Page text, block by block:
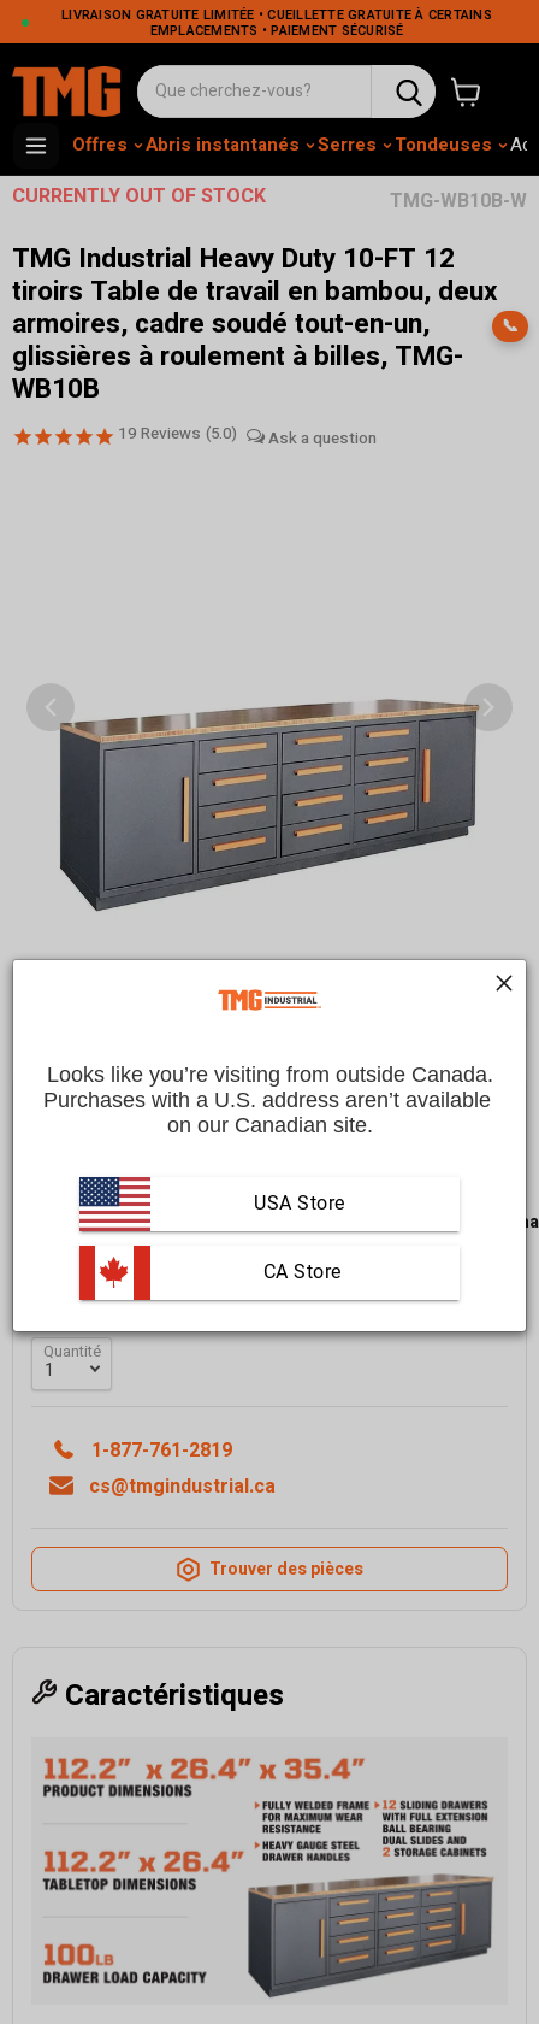
LIVRAISON GRATUITE LIMITÉE • CUEILLETTE GRATUITE À CERTAINS
EMPLACEMENTS • PAIEMENT SÉCURISÉ
Voir le
Offres Abris instantanés Serres Tondeuses
CURRENTLY OUT OF STOCK TMG-WB10B-W
TMG Industrial Heavy Duty 10-FT 12
tiroirs Table de travail en bambou, deux
armoires, cadre soudé tout-en-un,
glissières à roulement à billes, TMG-
WB10B
19 Reviews
$3,499.00 CAD
si vous êtes admissible lors du passage à la caisse.
LIVRAISON GRATUITE
Livraison dans un délai de
En savoir plus
Quantité
1-877-761-2819
cs@tmgindustrial.ca
Trouver des pièces
Caractéristiques
📞
Looks like you’re visiting from outside Canada.
Purchases with a U.S. address aren’t available
on our Canadian site.
USA Store
CA Store